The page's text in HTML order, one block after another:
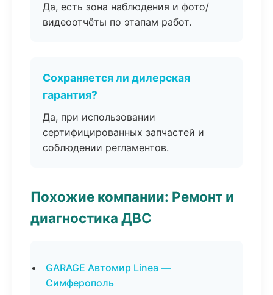
Да, есть зона наблюдения и фото/
видеоотчёты по этапам работ.
Сохраняется ли дилерская
гарантия?
Да, при использовании
сертифицированных запчастей и
соблюдении регламентов.
Похожие компании: Ремонт и
диагностика ДВС
GARAGE Автомир Linea —
Симферополь